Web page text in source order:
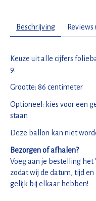
Beschrijving Reviews
Keuze uit alle cijfers
9.
Grootte: 86 centimeter
Optioneel: kies voor een
staan
Deze ballon kan niet
Bezorgen of afhalen?
Voeg aan je bestelling het
zodat wij de datum, tijd
gelijk bij elkaar hebben!